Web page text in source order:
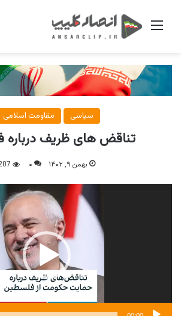
منو
سیاسی مقاومت اسلامی
تناقض های ظریف
بهمن ۹, ۱۴۰۲ ۰
نمایشگر